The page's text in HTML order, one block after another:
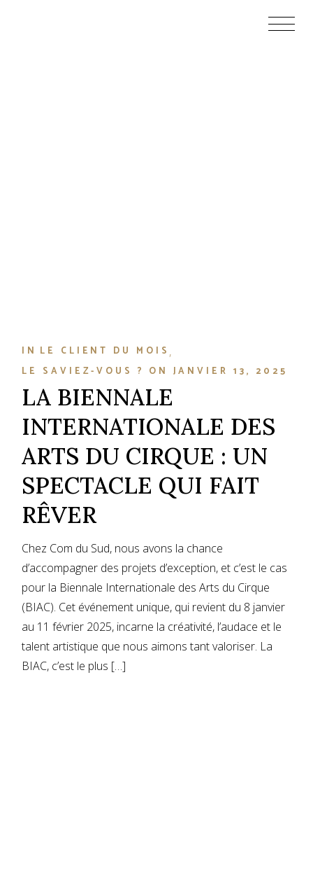
IN LE CLIENT DU MOIS
LE SAVIEZ-VOUS ? ON JANVIER 13, 2025
LA BIENNALE
INTERNATIONALE DES
ARTS DU CIRQUE : UN
SPECTACLE QUI FAIT
RÊVER
Chez Com du Sud, nous avons la chance
d’accompagner des projets d’exception, et c’est le cas
pour la Biennale Internationale des Arts du Cirque
(BIAC). Cet événement unique, qui revient du 8 janvier
au 11 février 2025, incarne la créativité, l’audace et le
talent artistique que nous aimons tant valoriser. La
BIAC, c’est le plus […]